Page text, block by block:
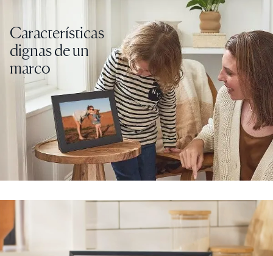
Selecciona tu ubicación
Características
dignas de un
marco